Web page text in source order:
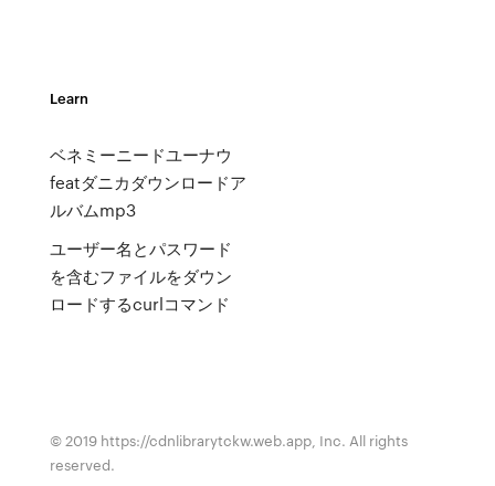
Learn
ベネミーニードユーナウ
featダニカダウンロードア
ルバムmp3
ユーザー名とパスワード
を含むファイルをダウン
ロードするcurlコマンド
© 2019 https://cdnlibrarytckw.web.app, Inc. All rights
reserved.